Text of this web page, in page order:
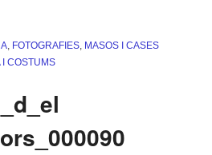
, FOTOGRAFIES, MASOS I CASES
I COSTUMS